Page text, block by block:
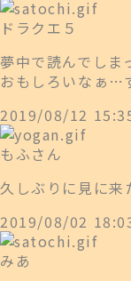
ドラクエ５
夢中で読んでしま
おもしろいなぁ…
2019/08/12
もふさん
久しぶりに見に来
2019/08/02
みあ